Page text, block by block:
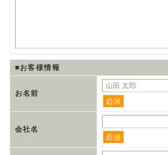
■お客様情報
お名前
必須
会社名
必須